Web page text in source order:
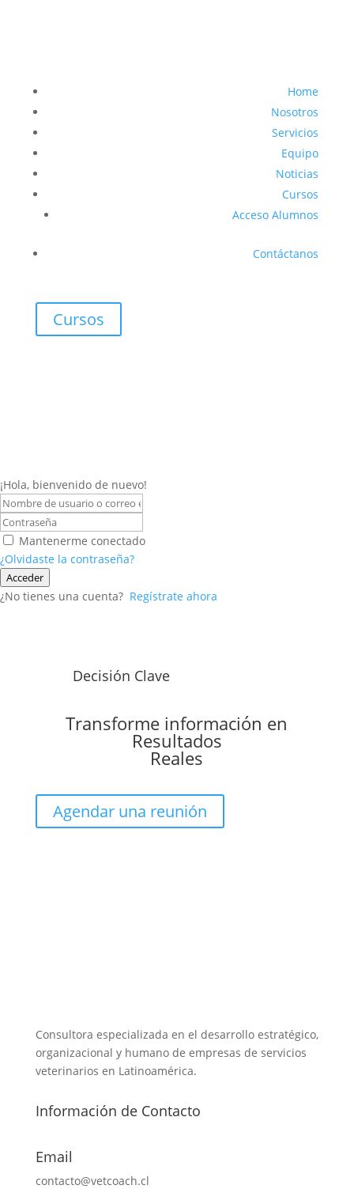
Home
Nosotros
Servicios
Equipo
Noticias
Cursos
Acceso Alumnos
Contáctanos
Cursos
¡Hola, bienvenido de nuevo!
Mantenerme conectado
¿Olvidaste la contraseña?
Acceder
¿No tienes una cuenta? Regístrate ahora
Decisión Clave
Transforme información en
Resultados
Reales
Agendar una reunión
Consultora especializada en el desarrollo estratégico,
organizacional y humano de empresas de servicios
veterinarios en Latinoamérica.
Información de Contacto
Email
contacto@vetcoach.cl